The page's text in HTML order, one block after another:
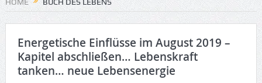
Energetische Einflüsse im August 2019 –
Kapitel abschließen… Lebenskraft
tanken… neue Lebensenergie